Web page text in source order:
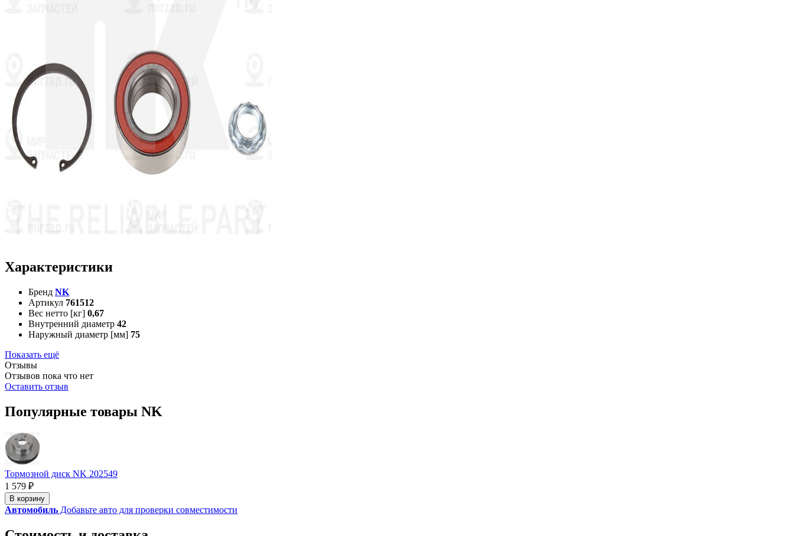
Характеристики
Бренд NK
Артикул 761512
Вес нетто [кг] 0,67
Внутренний диаметр 42
Наружный диаметр [мм] 75
Показать ещё
Отзывы
Отзывов пока что нет
Оставить отзыв
Популярные товары NK
Тормозной диск NK 202549
1 579 ₽
В корзину
Автомобиль Добавьте авто для проверки совместимости